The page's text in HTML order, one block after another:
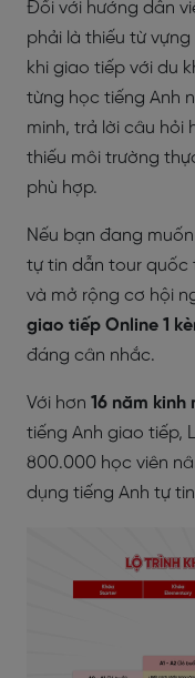
Đối với hướng dẫn
phải là thiếu từ
khi giao tiếp với du
từng học tiếng Anh
minh, trả lời câu hỏi
thiếu môi trường
phù hợp.
Nếu bạn đang
tự tin dẫn tour quốc
và mở rộng cơ hội
giao tiếp Online 1
đáng cân nhắc.
Với hơn 16 năm kinh
tiếng Anh giao tiếp,
800.000 học viên
dụng tiếng Anh tự